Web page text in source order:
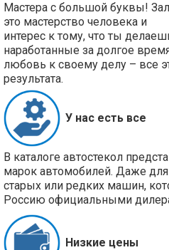
Мастера с большой буквы!
это мастерство человека и
интерес к тому, что ты
наработанные за долгое
любовь к своему делу – все
результата.
У нас есть все
В каталоге автостекол
марок автомобилей. Даже для
старых или редких машин,
Россию официальными
Низкие цены